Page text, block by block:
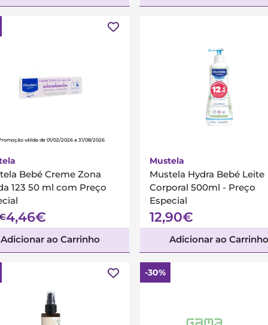
válida de 01/02/2026 a 31/08/2026
Bebé Creme Zona
123 50 ml com Preço
4,46€
Adicionar ao Carrinho
Mustela
Mustela Hydra Bebé Leite
Corporal 500ml - Preço
Especial
12,90€
Adicionar ao
-30%